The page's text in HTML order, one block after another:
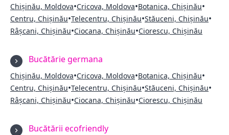
Chișinău, Moldova•Cricova, Moldova•Botanica, Chișinău•
Centru, Chișinău•Telecentru, Chișinău•Stăuceni, Chișinău•
Râșcani, Chișinău•Ciocana, Chișinău•Ciorescu, Chișinău
Bucătărie germana
Chișinău, Moldova•Cricova, Moldova•Botanica, Chișinău•
Centru, Chișinău•Telecentru, Chișinău•Stăuceni, Chișinău•
Râșcani, Chișinău•Ciocana, Chișinău•Ciorescu, Chișinău
Bucătării ecofriendly